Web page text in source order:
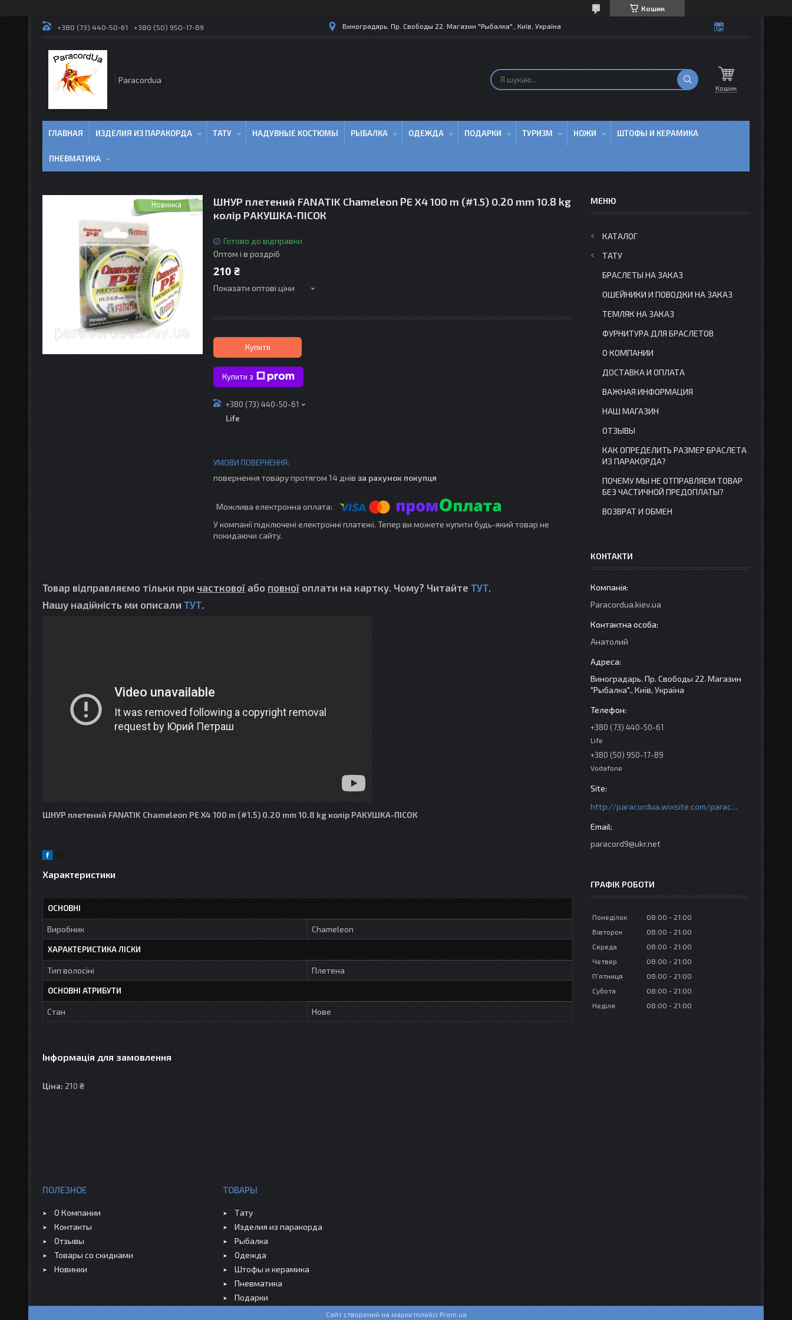
Кошик
+380 (73) 440-50-61 +380 (50) 950-17-89 Виноградарь. Пр. Свободы 22. Магазин "Рыбалка"., Київ, Україна
Paracordua
Кошик
ГЛАВНАЯ ИЗДЕЛИЯ ИЗ ПАРАКОРДА ТАТУ НАДУВНЫЕ КОСТЮМЫ РЫБАЛКА ОДЕЖДА ПОДАРКИ ТУРИЗМ НОЖИ ШТОФЫ И КЕРАМИКА
ПНЕВМАТИКА
Новинка
ШНУР плетений FANATIK Chameleon PE X4 100 m (#1.5) 0.20 mm 10.8 kg
колір РАКУШКА-ПІСОК
Готово до відправки
Оптом і в роздріб
210 ₴
Показати оптові ціни
Купити
Купити з
+380 (73) 440-50-61
Life
повернення товару протягом 14 днів за рахунок покупця
У компанії підключені електронні платежі. Тепер ви можете купити будь-який товар не
покидаючи сайту.
Товар відправляємо тільки при часткової або повної оплати на картку. Чому? Читайте ТУТ
Нашу надійність ми описали ТУТ
ШНУР плетений FANATIK Chameleon PE X4 100 m (#1.5) 0.20 mm 10.8 kg колір РАКУШКА-ПІСОК
Характеристики
ОСНОВНІ
Виробник Chameleon
ХАРАКТЕРИСТИКА ЛІСКИ
Тип волосіні Плетена
ОСНОВНІ АТРИБУТИ
Стан Нове
Інформація для замовлення
Ціна: 210 ₴
КАТАЛОГ
ТАТУ
БРАСЛЕТЫ НА ЗАКАЗ
ОШЕЙНИКИ И ПОВОДКИ НА ЗАКАЗ
ТЕМЛЯК НА ЗАКАЗ
ФУРНИТУРА ДЛЯ БРАСЛЕТОВ
О КОМПАНИИ
ДОСТАВКА И ОПЛАТА
ВАЖНАЯ ИНФОРМАЦИЯ
НАШ МАГАЗИН
ОТЗЫВЫ
КАК ОПРЕДЕЛИТЬ РАЗМЕР БРАСЛЕТА
ИЗ ПАРАКОРДА?
ПОЧЕМУ МЫ НЕ ОТПРАВЛЯЕМ ТОВАР
БЕЗ ЧАСТИЧНОЙ ПРЕДОПЛАТЫ?
ВОЗВРАТ И ОБМЕН
КОНТАКТИ
Paracordua.kiev.ua
Анатолий
Виноградарь. Пр. Свободы 22. Магазин
"Рыбалка"., Київ, Україна
+380 (73) 440-50-61
Life
+380 (50) 950-17-89
Vodafone
http://paracordua.wixsite.com/paracord
paracord9@ukr.net
ГРАФІК РОБОТИ
Понеділок 08:00
21:00
Вівторок
08:00
21:00
Середа
08:00
21:00
Четвер
08:00
21:00
Пʼятниця
08:00
21:00
Субота
08:00
21:00
Неділя
08:00 21:00
ПОЛЕЗНОЕ
О Компании
Контакты
Отзывы
Товары со скидками
Новинки
ТОВАРЫ
Тату
Изделия из паракорда
Рыбалка
Одежда
Штофы и керамика
Пневматика
Подарки
Сайт створений на маркетплейсі Prom.ua